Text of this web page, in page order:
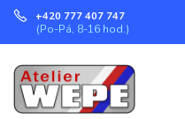
+420 777 407 747
(Po-Pá, 8-16 hod.)